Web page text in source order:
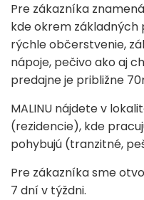
Pre zákazníka
kde okrem
rýchle občerstvenie,
nápoje, pečivo ako aj
predajne je približne
MALINU nájdete v
(rezidencie), kde
pohybujú (tranzitné,
Pre zákazníka sme
7 dní v týždni.